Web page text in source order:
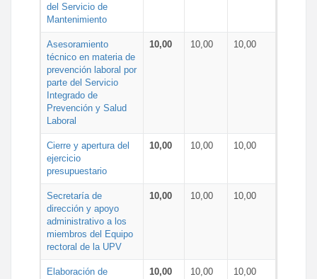
del Servicio de
Mantenimiento
Asesoramiento
técnico en materia de
prevención laboral por
parte del Servicio
Integrado de
Prevención y Salud
Laboral
10,00 10,00 10,00
Cierre y apertura del
ejercicio
presupuestario
10,00 10,00 10,00
Secretaría de
dirección y apoyo
administrativo a los
miembros del Equipo
rectoral de la UPV
10,00 10,00 10,00
Elaboración de
10,00 10,00 10,00